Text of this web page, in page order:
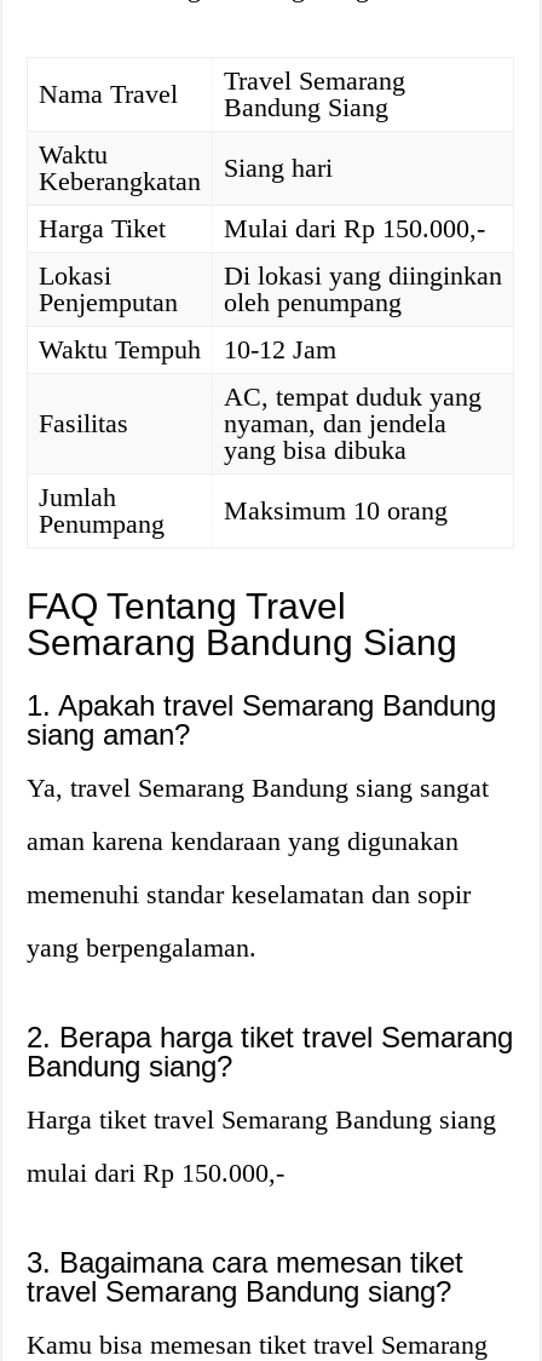
Nama Travel
Travel Semarang
Bandung Siang
Waktu
Keberangkatan
Siang hari
Harga Tiket
Mulai dari Rp 150.000,-
Lokasi
Penjemputan
Di lokasi yang diinginkan
oleh penumpang
Waktu Tempuh
10-12 Jam
Fasilitas
AC, tempat duduk yang
nyaman, dan jendela
yang bisa dibuka
Jumlah
Penumpang
Maksimum 10 orang
FAQ Tentang Travel
Semarang Bandung Siang
1. Apakah travel Semarang Bandung
siang aman?
Ya, travel Semarang Bandung siang sangat
aman karena kendaraan yang digunakan
memenuhi standar keselamatan dan sopir
yang berpengalaman.
2. Berapa harga tiket travel Semarang
Bandung siang?
Harga tiket travel Semarang Bandung siang
mulai dari Rp 150.000,-
3. Bagaimana cara memesan tiket
travel Semarang Bandung siang?
Kamu bisa memesan tiket travel Semarang